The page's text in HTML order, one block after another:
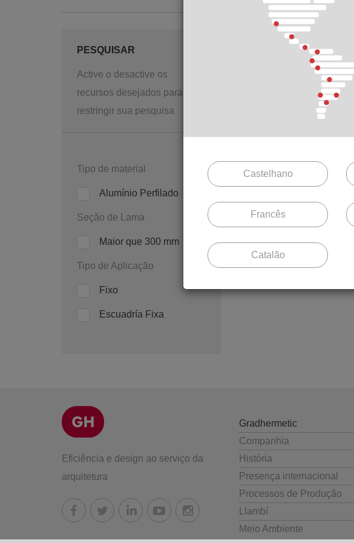
PESQUISAR
Active o desactive os
recursos desejados para
restringir sua pesquisa
Tipo de material
Alumínio Perfilado
Seção de Lama
Maior que 300 mm
Tipo de Aplicação
Fixo
Escuadría Fixa
S 340
S 600
Eficiência e design ao serviço da
arquitetura
Gradhermetic
Companhia
História
Presença internacional
Processos de Produção
Llambí
Meio Ambiente
Castelhano
Francês
Catalão